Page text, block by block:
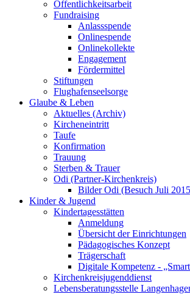
Öffentlichkeitsarbeit
Fundraising
Anlassspende
Onlinespende
Onlinekollekte
Engagement
Fördermittel
Stiftungen
Flughafenseelsorge
Glaube & Leben
Aktuelles (Archiv)
Kircheneintritt
Taufe
Konfirmation
Trauung
Sterben & Trauer
Odi (Partner-Kirchenkreis)
Bilder Odi (Besuch Juli
Kinder & Jugend
Kindertagesstätten
Anmeldung
Übersicht der Einrichtungen
Pädagogisches Konzept
Trägerschaft
Digitale Kompetenz -
Kirchenkreisjugenddienst
Lebensberatungsstelle